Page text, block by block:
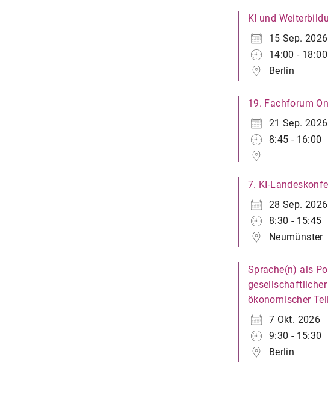
KI und
15 Sep. 2026
14:00 - 18:00
Berlin
19. Fachforum
21 Sep. 2026
8:45 - 16:00
7. KI-
28 Sep. 2026
8:30 - 15:45
Neumünster
Sprache(n) als
gesellschaftlicher
ökonomischer
7 Okt. 2026
9:30 - 15:30
Berlin